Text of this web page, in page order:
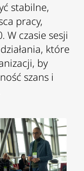
stabilne,
pracy,
. W czasie sesji
które
by
szans i